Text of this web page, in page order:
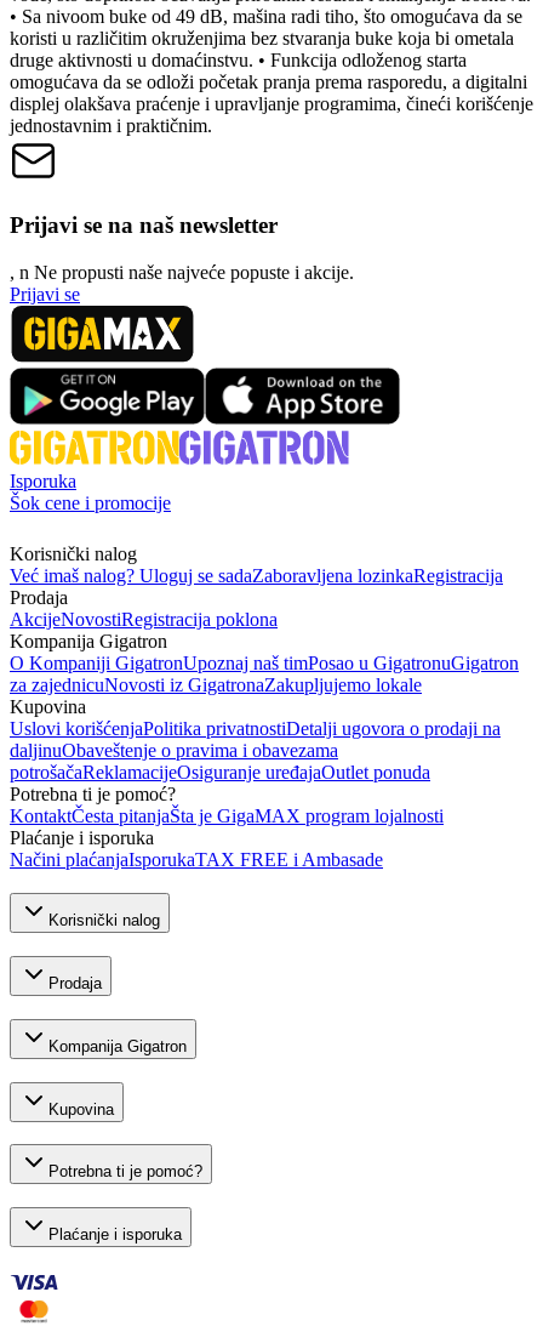
• Sa nivoom buke od 49 dB, mašina radi tiho, što omogućava da se
koristi u različitim okruženjima bez stvaranja buke koja bi ometala
druge aktivnosti u domaćinstvu. • Funkcija odloženog starta
omogućava da se odloži početak pranja prema rasporedu, a digitalni
displej olakšava praćenje i upravljanje programima, čineći korišćenje
jednostavnim i praktičnim.
Prijavi se na naš newsletter
, n Ne propusti naše najveće popuste i akcije.
Prijavi se
Isporuka
Šok cene i promocije
Korisnički nalog
Već imaš nalog? Uloguj se sadaZaboravljena lozinkaRegistracija
Prodaja
AkcijeNovostiRegistracija poklona
Kompanija Gigatron
O Kompaniji GigatronUpoznaj naš timPosao u GigatronuGigatron
za zajednicuNovosti iz GigatronaZakupljujemo lokale
Kupovina
Uslovi korišćenjaPolitika privatnostiDetalji ugovora o prodaji na
daljinuObaveštenje o pravima i obavezama
potrošačaReklamacijeOsiguranje uređajaOutlet ponuda
Potrebna ti je pomoć?
KontaktČesta pitanjaŠta je GigaMAX program lojalnosti
Plaćanje i isporuka
Načini plaćanjaIsporukaTAX FREE i Ambasade
Korisnički nalog
Prodaja
Kompanija Gigatron
Kupovina
Potrebna ti je pomoć?
Plaćanje i isporuka